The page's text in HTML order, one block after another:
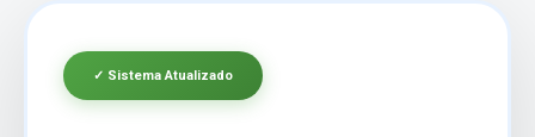
✓ Sistema Atualizado